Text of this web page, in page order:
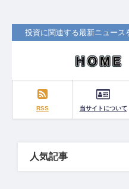
投資に関連する最新ニュース
RSS 当サイトについて
人気記事